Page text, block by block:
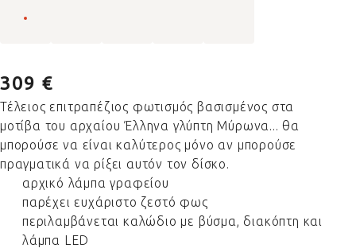
309 €
Τέλειος επιτραπέζιος φωτισμός βασισμένος στα
μοτίβα του αρχαίου Έλληνα γλύπτη Μύρωνα... θα
μπορούσε να είναι καλύτερος μόνο αν μπορούσε
πραγματικά να ρίξει αυτόν τον δίσκο.
αρχικό λάμπα γραφείου
παρέχει ευχάριστο ζεστό φως
περιλαμβάνεται καλώδιο με βύσμα, διακόπτη και
λάμπα LED